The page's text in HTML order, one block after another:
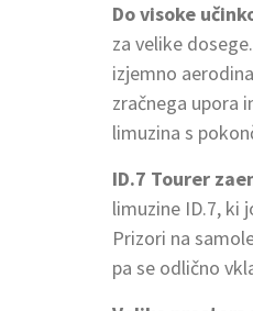
Do visoke
za velike
izjemno
zračnega upora
limuzina s
ID.7 Tourer
limuzine ID.7, ki
Prizori na
pa se odlično